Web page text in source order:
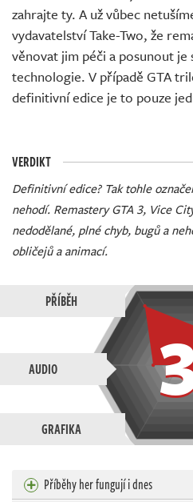
zahrajte ty. A už vůbec
vydavatelství Take-Two, že
věnovat jim péči a posunout je
technologie. V případě GTA
definitivní edice je to pouze
VERDIKT
Definitivní edice? Tak tohle
nehodí. Remastery GTA 3, Vice
nedodělané, plné chyb, bugů a
obličejů a animací.
PŘÍBĚH
GRAFIKA
AUDIO
Příběhy her fungují i dnes